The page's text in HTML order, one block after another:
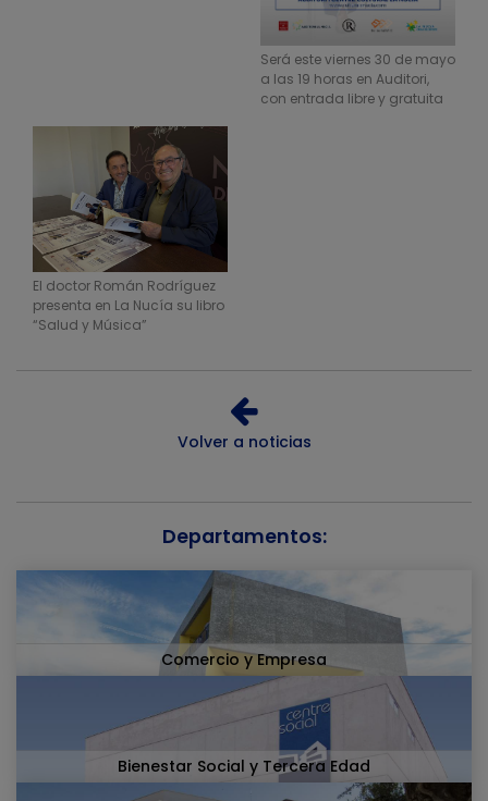
Será este viernes 30 de mayo
a las 19 horas en Auditori,
con entrada libre y gratuita
El doctor Román Rodríguez
presenta en La Nucía su libro
“Salud y Música”
Volver a noticias
Departamentos:
Comercio y Empresa
Bienestar Social y Tercera Edad